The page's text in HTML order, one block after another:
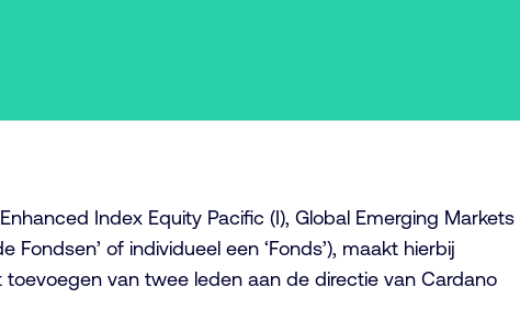
Index Equity Pacific (I), Global Emerging Markets
of individueel een ‘Fonds’), maakt hierbij
van twee leden aan de directie van Cardano